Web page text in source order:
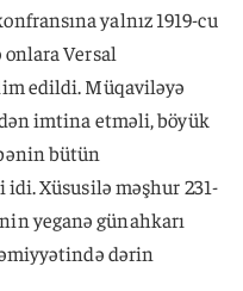
yalnız 1919-cu
Versal
edildi. Müqaviləyə
imtina etməli, böyük
bütün
Xüsusilə məşhur 231-
yeganə günahkarı
dərin